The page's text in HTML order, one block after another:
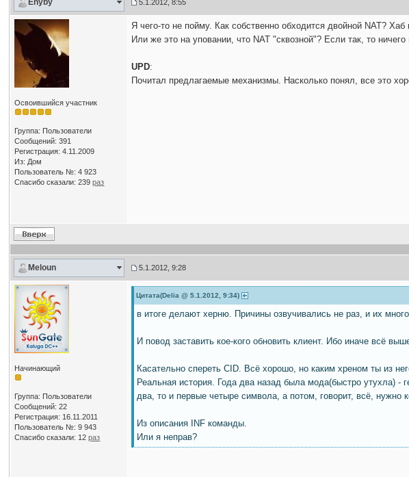
Enyby 5.1.2012, 8:55
Освоившийся участник
Группа: Пользователи
Сообщений: 391
Регистрация: 4.11.2009
Из: Дом
Пользователь №: 4 923
Спасибо сказали:239 раз
Я чего-то не пойму. Как собственно обходится двойной NAT? Хаб
Или же это на уповании, что NAT "сквозной"? Если так, то
UPD:
Почитал предлагаемые механизмы. Насколько понял, все это
Meloun 5.1.2012, 9:28
Начинающий
Группа: Пользователи
Сообщений: 22
Регистрация: 16.11.2011
Пользователь №: 9 943
Спасибо сказали: 12 раз
Цитата(Delia @ 5.1.2012, 9:34)
в итоге делают херню. Причины озвучивались не раз, и их
И повод заставить кое-кого обновить клиент. Ибо иначе всё
Касательно спереть CID. Всё хорошо, но каким хреном ты из
Реальная история. Года два назад была мода(быстро утухла)
два, то и первые четыре символа, а потом, говорит, всё, нужно
Из описания INF команды.
Или я неправ?